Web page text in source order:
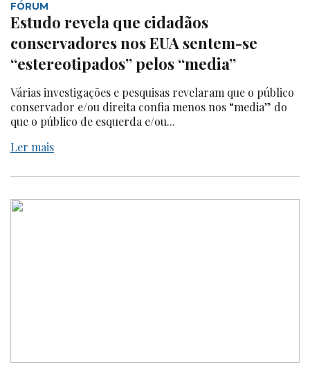
FÓRUM
Estudo revela que cidadãos
conservadores nos EUA sentem-se
“estereotipados” pelos “media”
Várias investigações e pesquisas revelaram que o público
conservador e/ou direita confia menos nos “media” do
que o público de esquerda e/ou...
Ler mais